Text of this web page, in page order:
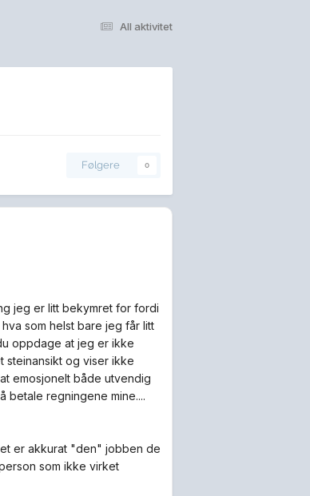
All aktivitet
Følgere 0
jeg er litt bekymret for fordi
som helst bare jeg får litt
oppdage at jeg er ikke
steinansikt og viser ikke
emosjonelt både utvendig
betale regningene mine....
er akkurat "den" jobben de
som ikke virket